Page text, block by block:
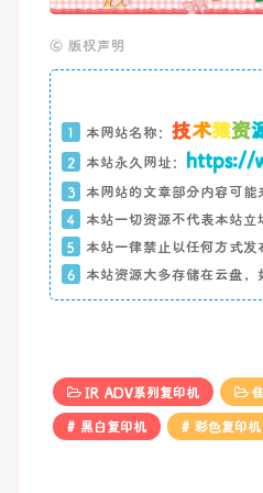
© 版权声明
1 本网站名称： 技术猿资
2 本站永久网址： https://
3
本网站的文章部分内容可
4
本站一切资源不代表本站
5
本站一律禁止以任何方式
6
本站资源大多存储在云盘
IR ADV系列复印机
# 黑白复印机
# 彩色复印机